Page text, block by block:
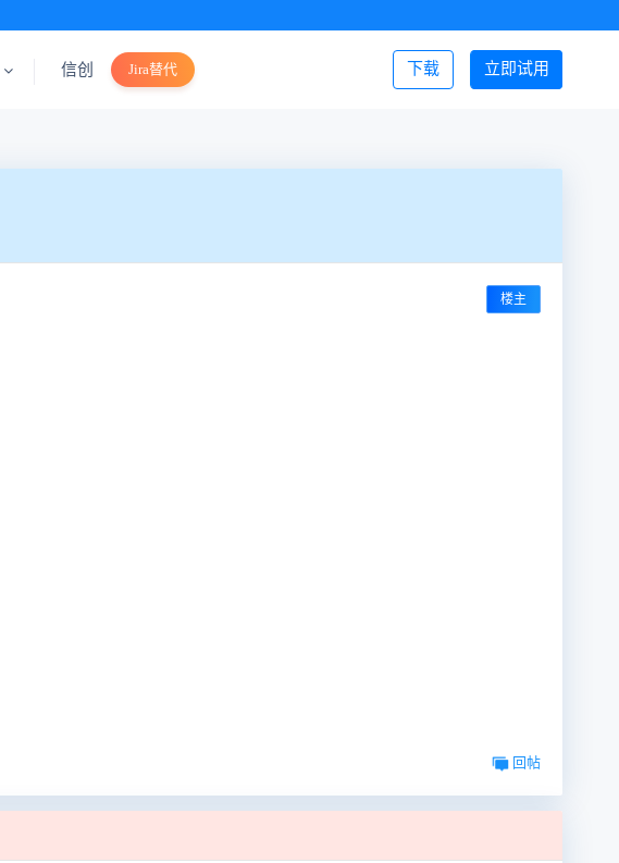
立即试用
下载
信创 Jira替代 登录/注册
楼主
回帖